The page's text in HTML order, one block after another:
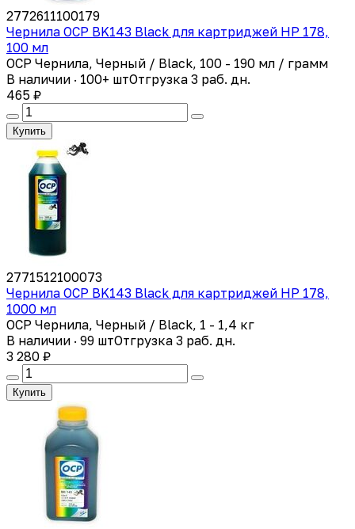
2772611100179
Чернила OCP BK143 Black для картриджей HP 178,
100 мл
OCP Чернила, Черный / Black, 100 - 190 мл / грамм
В наличии · 100+ штОтгрузка 3 раб. дн.
465 ₽
Купить
2771512100073
Чернила OCP BK143 Black для картриджей HP 178,
1000 мл
OCP Чернила, Черный / Black, 1 - 1,4 кг
В наличии · 99 штОтгрузка 3 раб. дн.
3 280 ₽
Купить